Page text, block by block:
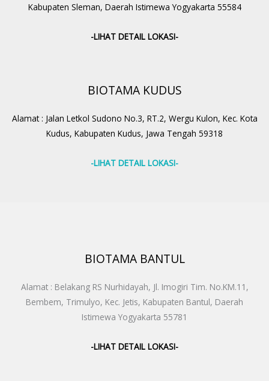
Kabupaten Sleman, Daerah Istimewa Yogyakarta 55584
-LIHAT DETAIL LOKASI-
BIOTAMA KUDUS
Alamat : Jalan Letkol Sudono No.3, RT.2, Wergu Kulon, Kec. Kota
Kudus, Kabupaten Kudus, Jawa Tengah 59318
-LIHAT DETAIL LOKASI-
BIOTAMA BANTUL
Alamat : Belakang RS Nurhidayah, Jl. Imogiri Tim. No.KM.11,
Bembem, Trimulyo, Kec. Jetis, Kabupaten Bantul, Daerah
Istimewa Yogyakarta 55781
-LIHAT DETAIL LOKASI-